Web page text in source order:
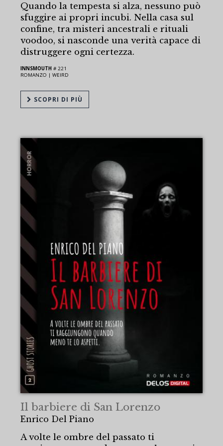
Quando la tempesta si alza, nessuno può
sfuggire ai propri incubi. Nella casa sul
confine, tra misteri ancestrali e rituali
voodoo, si nasconde una verità capace di
distruggere ogni certezza.
INNSMOUTH # 221
ROMANZO |WEIRD
SCOPRI DI PIÙ
Il barbiere di San Lorenzo
Enrico Del Piano
A volte le ombre del passato ti